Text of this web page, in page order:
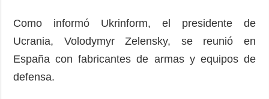
Como informó Ukrinform, el presidente de
Ucrania, Volodymyr Zelensky, se reunió en
España con fabricantes de armas y equipos de
defensa.